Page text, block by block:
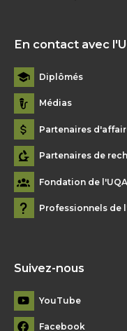
En contact avec
Diplômés
Médias
Partenaires
Partenaires de
Fondation de
Professionnels de
Suivez-nous
YouTube
Facebook